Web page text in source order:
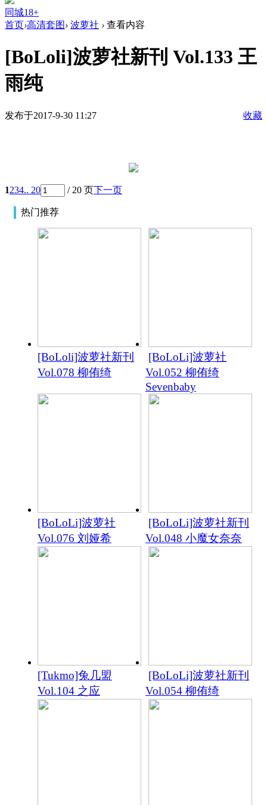
同城18+
首页›高清套图› 波萝社 › 查看内容
[BoLoli]波萝社新刊 Vol.133 王
雨纯
发布于2017-9-30 11:27 收藏
1234.. 20 / 20 页下一页
热门推荐
[BoLoli]波萝社新刊
Vol.078 柳侑绮
[BoLoLi]波萝社
Vol.052 柳侑绮
Sevenbaby
[BoLoLi]波萝社
Vol.076 刘娅希
[BoLoLi]波萝社新刊
Vol.048 小魔女奈奈
[Tukmo]兔几盟
Vol.104 之应
[BoLoLi]波萝社新刊
Vol.054 柳侑绮